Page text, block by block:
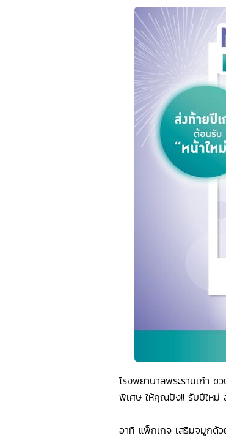
โรงพยาบาลพระรามเก้า
พิเศษ ให้คุณปัง!! รับปีใหม่
อาทิ แพ็กเกจ เสริมจมูกด้